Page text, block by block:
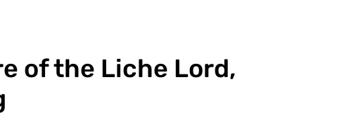
of the Liche Lord,